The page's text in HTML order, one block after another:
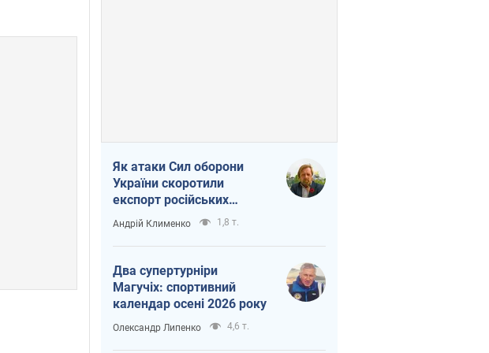
Як атаки Сил оборони
України скоротили
експорт російських
нафтопродуктів
Андрій Клименко 1,8 т.
Два супертурніри
Магучіх: спортивний
календар осені 2026 року
Олександр Липенко 4,6 т.